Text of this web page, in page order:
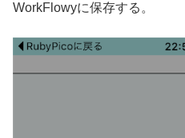
WorkFlowyに保存する。